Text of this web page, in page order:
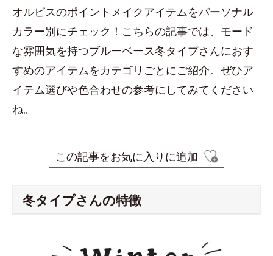
オルビスのポイントメイクアイテムをパーソナル
カラー別にチェック！こちらの記事では、モード
な雰囲気を持つブルーベース冬タイプさんにおす
すめのアイテムをカテゴリごとにご紹介。ぜひア
イテム選びや色合わせの参考にしてみてください
ね。
この記事をお気に入りに追加
冬タイプさんの特徴